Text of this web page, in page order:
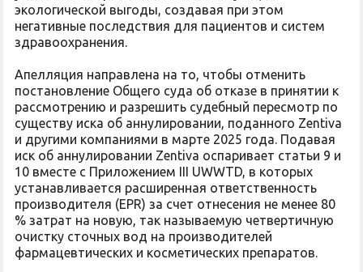
экологической выгоды, создавая при этом
негативные последствия для пациентов и систем
здравоохранения.
Апелляция направлена на то, чтобы отменить
постановление Общего суда об отказе в принятии к
рассмотрению и разрешить судебный пересмотр по
существу иска об аннулировании, поданного Zentiva
и другими компаниями в марте 2025 года. Подавая
иск об аннулировании Zentiva оспаривает статьи 9 и
10 вместе с Приложением III UWWTD, в которых
устанавливается расширенная ответственность
производителя (EPR) за счет отнесения не менее 80
% затрат на новую, так называемую четвертичную
очистку сточных вод на производителей
фармацевтических и косметических препаратов.